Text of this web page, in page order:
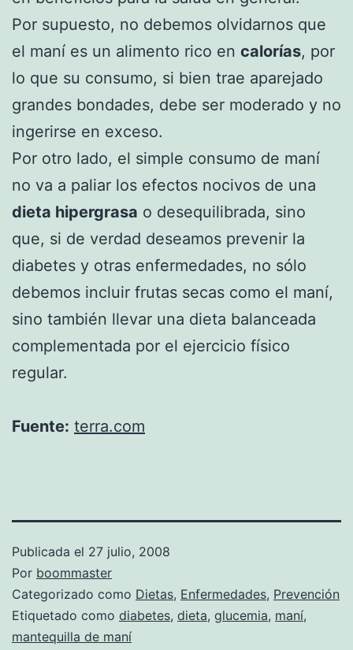
Por supuesto, no debemos olvidarnos que
el maní es un alimento rico en calorías, por
lo que su consumo, si bien trae aparejado
grandes bondades, debe ser moderado y no
ingerirse en exceso.
Por otro lado, el simple consumo de maní
no va a paliar los efectos nocivos de una
dieta hipergrasa o desequilibrada, sino
que, si de verdad deseamos prevenir la
diabetes y otras enfermedades, no sólo
debemos incluir frutas secas como el maní,
sino también llevar una dieta balanceada
complementada por el ejercicio físico
regular.
Fuente: terra.com
Publicada el 27 julio, 2008
Por boommaster
Categorizado como Dietas, Enfermedades, Prevención
Etiquetado como diabetes, dieta, glucemia, maní,
mantequilla de maní